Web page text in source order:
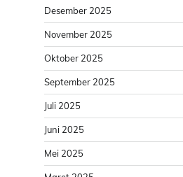
Desember 2025
November 2025
Oktober 2025
September 2025
Juli 2025
Juni 2025
Mei 2025